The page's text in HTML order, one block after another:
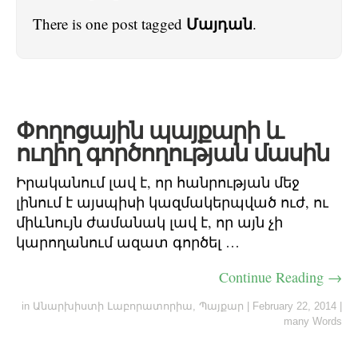
There is one post tagged Մայդան.
Փողոցային պայքարի և
ուղիղ գործողության մասին
Իրականում լավ է, որ հանրության մեջ
լինում է այսպիսի կազմակերպված ուժ, ու
միևնույն ժամանակ լավ է, որ այն չի
կարողանում ազատ գործել …
Continue Reading →
in Անարխիստի Լաբորատորիա, Պայքար February 22, 2014
many Words